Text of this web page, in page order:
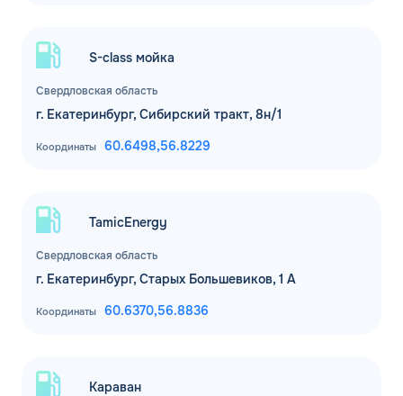
Свердловская область
S-class мойка
г. Екатеринбург, Сибирский тракт, 8н/1
Координаты 60.6498,56.8229
Свердловская область
TamicEnergy
г. Екатеринбург, Старых Большевиков, 1 А
Координаты 60.6370,56.8836
Караван